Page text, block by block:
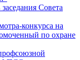
Совета
конкурса на
по охране